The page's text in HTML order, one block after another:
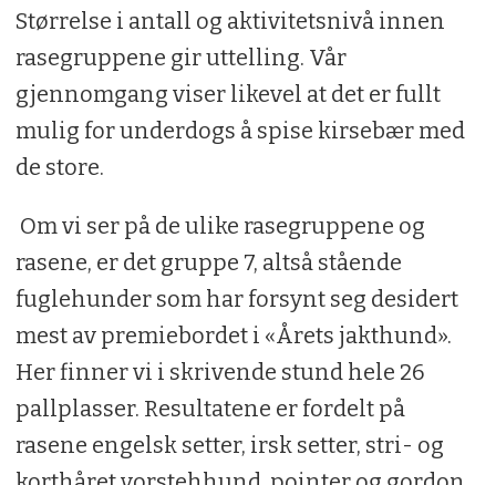
Størrelse i antall og aktivitetsnivå innen
rasegruppene gir uttelling. Vår
gjennomgang viser likevel at det er fullt
mulig for underdogs å spise kirsebær med
de store.
Om vi ser på de ulike rasegruppene og
rasene, er det gruppe 7, altså stående
fuglehunder som har forsynt seg desidert
mest av premiebordet i «Årets jakthund».
Her finner vi i skrivende stund hele 26
pallplasser. Resultatene er fordelt på
rasene engelsk setter, irsk setter, stri- og